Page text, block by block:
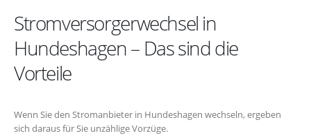
Stromversorgerwechsel in
Hundeshagen – Das sind die
Vorteile
Wenn Sie den Stromanbieter in Hundeshagen wechseln, ergeben
sich daraus für Sie unzählige Vorzüge.